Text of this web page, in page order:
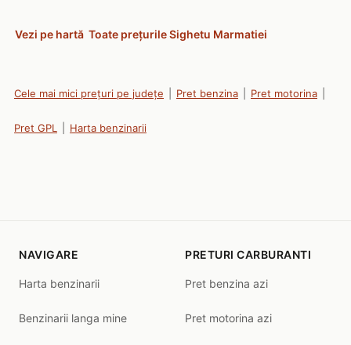
Vezi pe hartă Toate prețurile Sighetu Marmatiei
Cele mai mici prețuri pe județe Pret benzina Pret motorina
Pret GPL Harta benzinarii
NAVIGARE
Harta benzinarii
Benzinarii langa mine
PRETURI CARBURANTI
Pret benzina azi
Pret motorina azi